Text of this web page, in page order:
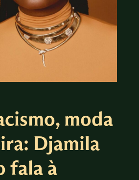
moda
Djamila
fala à